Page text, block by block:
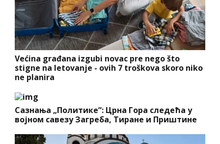
Većina građana izgubi novac pre nego što
stigne na letovanje - ovih 7 troškova skoro niko
ne planira
Сазнања „Политике”: Црна Гора следећа у
војном савезу Загреба, Тиране и Приштине